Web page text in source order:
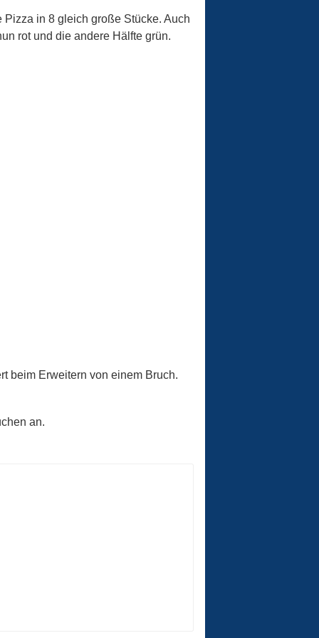
in 8 gleich große Stücke. Auch
rot und die andere Hälfte grün.
beim Erweitern von einem Bruch.
an.